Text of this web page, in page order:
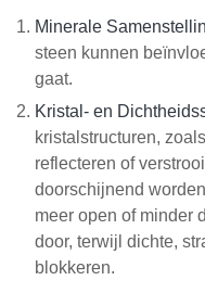
Minerale
steen kunnen
gaat.
Kristal- en
kristalstructuren,
reflecteren of
doorschijnend
meer open of minder
door, terwijl dichte,
blokkeren.